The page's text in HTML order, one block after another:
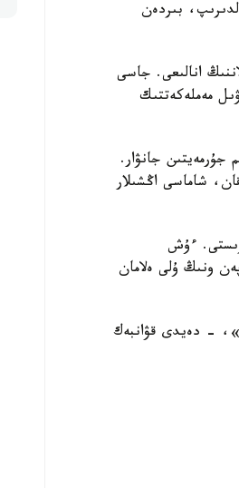
بىردەن
انالىعى. جاسى
مەملەكەتتىك
جۇرمەيتىن جانۋار.
شاماسى اڭشىلار
ءۇش
ونىڭ ۇلى ەلامان
- دەيدى قۋانبەك